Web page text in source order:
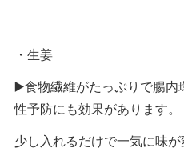
・生姜
▶️食物繊維がたっぷりで腸内
性予防にも効果があります。
少し入れるだけで一気に味